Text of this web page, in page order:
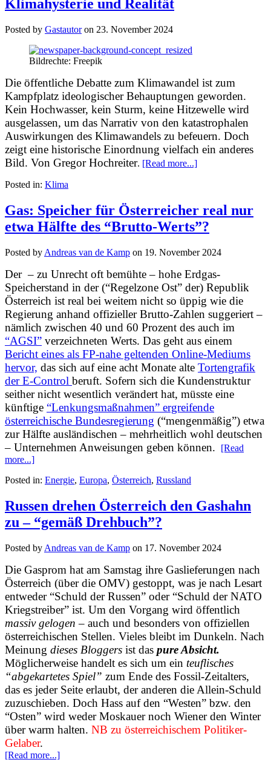
Klimahysterie und Realität
Posted by Gastautoron 23. November 2024
Bildrechte: Freepik
Die öffentliche Debatte zum Klimawandel ist zum
Kampfplatz ideologischer Behauptungen geworden.
Kein Hochwasser, kein Sturm, keine Hitzewelle wird
ausgelassen, um das Narrativ von den katastrophalen
Auswirkungen des Klimawandels zu befeuern. Doch
zeigt eine historische Einordnung vielfach ein anderes
Bild. Von Gregor Hochreiter. [Read more...]
Posted in: Klima
Gas: Speicher für Österreicher real nur
etwa Hälfte des “Brutto-Werts”?
Posted by Andreas van de Kamp on 19. November 2024
Der – zu Unrecht oft bemühte – hohe Erdgas-
Speicherstand in der (“Regelzone Ost” der) Republik
Österreich ist real bei weitem nicht so üppig wie die
Regierung anhand offizieller Brutto-Zahlen suggeriert –
nämlich zwischen 40 und 60 Prozent des auch im
“AGSI” verzeichneten Werts. Das geht aus einem
Bericht eines als FP-nahe geltenden Online-Mediums
hervor, das sich auf eine acht Monate alte Tortengrafik
der E-Control beruft. Sofern sich die Kundenstruktur
seither nicht wesentlich verändert hat, müsste eine
künftige “Lenkungsmaßnahmen” ergreifende
österreichische Bundesregierung (“mengenmäßig”) etwa
zur Hälfte ausländischen – mehrheitlich wohl deutschen
– Unternehmen Anweisungen geben können.
[Read
more...]
Posted in: Energie, Europa, Österreich, Russland
Russen drehen Österreich den Gashahn
zu – “gemäß Drehbuch”?
Posted by Andreas van de Kamp on 17. November 2024
Die Gasprom hat am Samstag ihre Gaslieferungen nach
Österreich (über die OMV) gestoppt, was je nach Lesart
entweder “Schuld der Russen” oder “Schuld der NATO
Kriegstreiber” ist. Um den Vorgang wird öffentlich
massiv gelogen – auch und besonders von offiziellen
österreichischen Stellen. Vieles bleibt im Dunkeln. Nach
Meinung dieses Bloggers ist das pure Absicht.
Möglicherweise handelt es sich um ein teuflisches
“abgekartetes Spiel” zum Ende des Fossil-Zeitalters,
das es jeder Seite erlaubt, der anderen die Allein-Schuld
zuzuschieben. Doch Hass auf den “Westen” bzw. den
“Osten” wird weder Moskauer noch Wiener den Winter
über warm halten. NB zu österreichischem Politiker-
Gelaber.
[Read more...]